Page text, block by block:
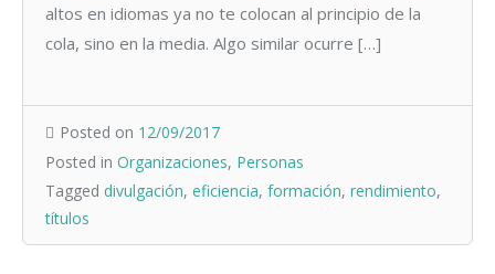
altos en idiomas ya no te colocan al principio de la
cola, sino en la media. Algo similar ocurre […]
Posted on 12/09/2017
Posted in Organizaciones, Personas
Tagged divulgación, eficiencia, formación, rendimiento,
títulos